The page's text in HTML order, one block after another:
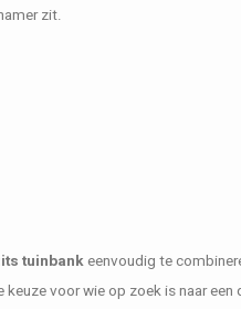
zit.
tuinbankeenvoudig te
voor wie op zoek is naar een